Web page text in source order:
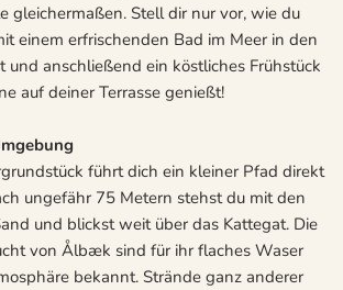
gleichermaßen. Stell dir nur vor, wie du
einem erfrischenden Bad im Meer in den
und anschließend ein köstliches Frühstück
auf deiner Terrasse genießt!
führt dich ein kleiner Pfad direkt
ungefähr 75 Metern stehst du mit den
und blickst weit über das Kattegat. Die
von Ålbæk sind für ihr flaches Waser
bekannt. Strände ganz anderer